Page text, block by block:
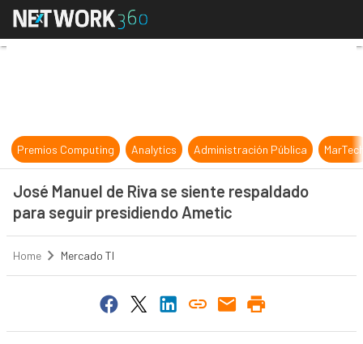
José Manuel de Riva se siente
Premios Computing Analytics Administración Pública
José Manuel de Riva se siente respaldado
para seguir presidiendo Ametic
Home Mercado TI